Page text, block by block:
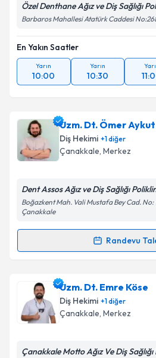
Özel Denthane Ağız ve Diş Sağlığı
Barbaros Mahallesi Atatürk Caddesi
En Yakın Saatler
Yarın
10:00
Yarın
10:30
Uzm. Dt. Ömer Aykut
Diş Hekimi +1diğer
Çanakkale, Merkez
Dent Assos Ağız ve Diş Sağlığı
Boğazkent Mah. Vali Mustafa Bey Cad. No:
Çanakkale
Randevu
Randevu Takvimi Talebi
Uzm. Dt. Ömer Aykut UZUN
talebi oluşturun. Size bu
için bir takvim hazırlandığında
bilgilendireceğiz.
Uzm. Dt. Emre Köse
Diş Hekimi +1diğer
Çanakkale, Merkez
Çanakkale Motto Ağız Ve Diş